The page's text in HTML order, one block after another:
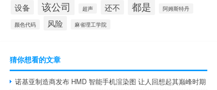
设备 该公司 超声 还不 都是 阿姆斯特丹
颜色代码 风险 麻省理工学院
猜你想看的文章
诺基亚制造商发布 HMD 智能手机渲染图 让人回想起其巅峰时期